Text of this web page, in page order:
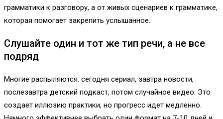
грамматики к разговору, а от живых сценариев к грамматике,
которая помогает закрепить услышанное.
Слушайте один и тот же тип речи, а не все
подряд
Многие распыляются: сегодня сериал, завтра новости,
послезавтра детский подкаст, потом случайное видео. Это
создает иллюзию практики, но прогресс идет медленно.